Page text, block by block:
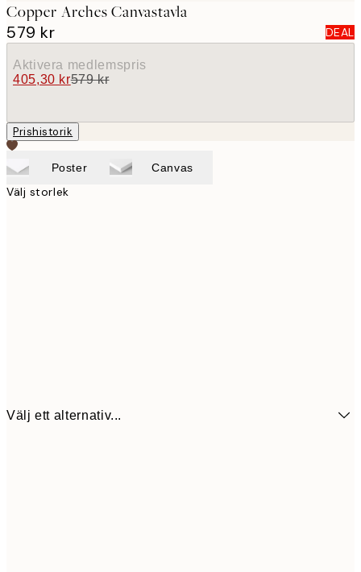
Copper Arches Canvastavla
579 kr DEAL
Aktivera medlemspris
405,30 kr579 kr
Prishistorik
Poster Canvas
Välj storlek
Välj ett alternativ...